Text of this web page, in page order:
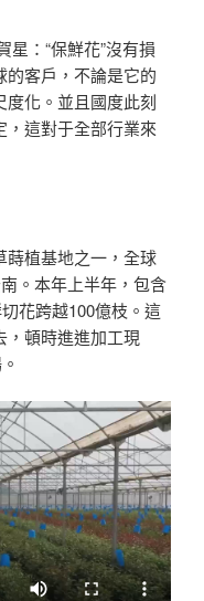
：“保鮮花”沒有損
客戶，不論是它的
化。並且國度此刻
，這對于全部行業來
蒔植基地之一，全球
。本年上半年，包含
花跨越100億枝。這
，頓時進進加工現